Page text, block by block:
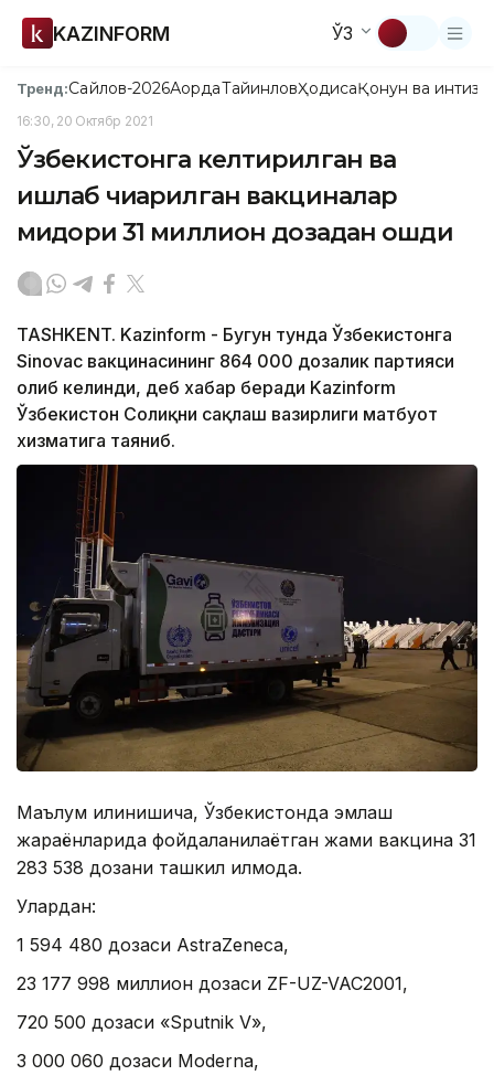
KAZINFORM ЎЗ
Тренд:Сайлов-2026АқордаТайинловҲодисаҚонун ва
16:30, 20 Октябр 2021
Ўзбекистонга келтирилган ва
ишлаб чиқарилган вакциналар
миқдори 31 миллион дозадан ошди
TASHKENT. Kazinform - Бугун тунда Ўзбекистонга
Sinovac вакцинасининг 864 000 дозалик партияси
олиб келинди, деб хабар беради Kazinform
Ўзбекистон Соғлиқни сақлаш вазирлиги матбуот
хизматига таяниб.
Маълум қилинишича, Ўзбекистонда эмлаш
жараёнларида фойдаланилаётган жами вакцина 31
283 538 дозани ташкил қилмоқда.
Улардан:
1 594 480 дозаси AstraZeneca,
23 177 998 миллион дозаси ZF-UZ-VAC2001,
720 500 дозаси «Sputnik V»,
3 000 060 дозаси Moderna,